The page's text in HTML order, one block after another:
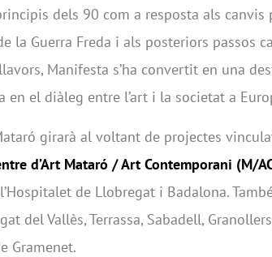
dels 90 com a resposta als canvis
la Guerra Freda i als posteriors passos
Manifesta s’ha convertit en una
en el diàleg entre l’art i la societat a
girarà al voltant de projectes
d’Art Mataró / Art Contemporani (M/
de Llobregat i Badalona.
del Vallès, Terrassa, Sabadell,
Gramenet.